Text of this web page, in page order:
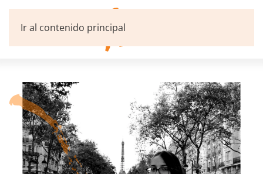
Ir al contenido principal